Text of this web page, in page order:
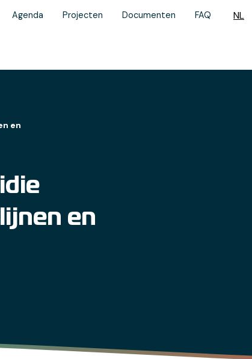
Agenda Projecten Documenten FAQ NL
en
en